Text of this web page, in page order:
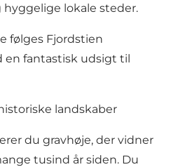
lokale steder.
følges Fjordstien
en fantastisk udsigt til
landskaber
du gravhøje, der vidner
tusind år siden. Du